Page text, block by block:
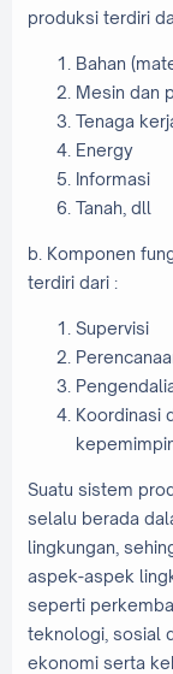
produksi terdiri
Bahan
Mesin dan
Tenaga
Energy
Informasi
Tanah, dll
b. Komponen
terdiri dari :
Supervisi
Koordinasi
Suatu sistem
selalu berada
lingkungan,
aspek-aspek
seperti
teknologi, sosial
ekonomi serta